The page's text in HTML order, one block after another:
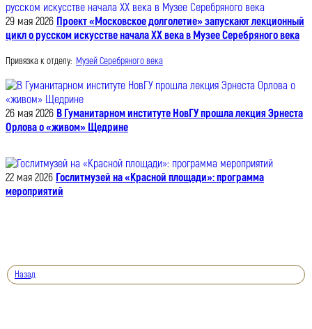
29 мая 2026 Проект «Московское долголетие» запускают лекционный
цикл о русском искусстве начала XX века в Музее Серебряного века
Привязка к отделу: Музей Серебряного века
26 мая 2026 В Гуманитарном институте НовГУ прошла лекция Эрнеста
Орлова о «живом» Щедрине
22 мая 2026 Гослитмузей на «Красной площади»: программа
мероприятий
Назад